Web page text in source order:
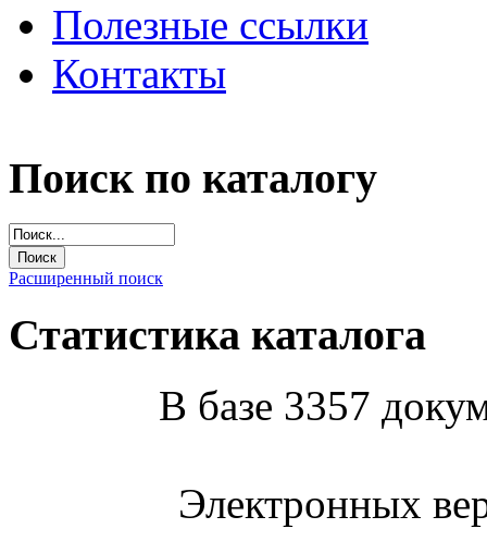
Полезные ссылки
Контакты
Поиск по каталогу
Расширенный поиск
Статистика каталога
В базе 3357
Электронных